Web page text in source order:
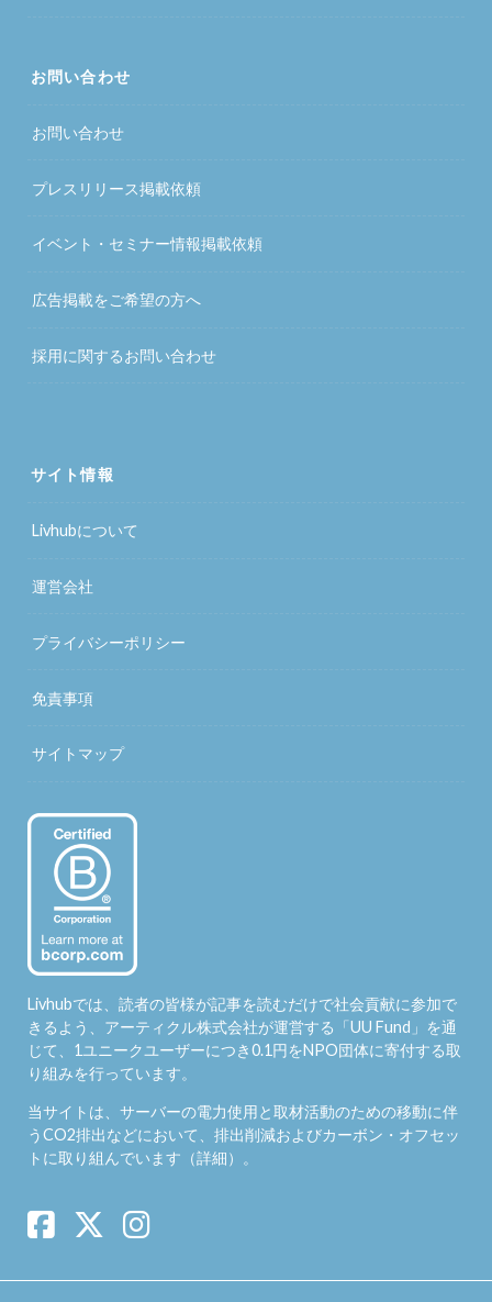
お問い合わせ
お問い合わせ
プレスリリース掲載依頼
イベント・セミナー情報掲載依頼
広告掲載をご希望の方へ
採用に関するお問い合わせ
サイト情報
Livhubについて
運営会社
プライバシーポリシー
免責事項
サイトマップ
Livhubでは、読者の皆様が記事を読むだけで社会貢献に参加で
きるよう、アーティクル株式会社が運営する「UU Fund 」を通
じて、1ユニークユーザーにつき0.1円をNPO団体に寄付する取
り組みを行っています。
当サイトは、サーバーの電力使用と取材活動のための移動に伴
うCO2排出などにおいて、排出削減およびカーボン・オフセッ
トに取り組んでいます（詳細）。